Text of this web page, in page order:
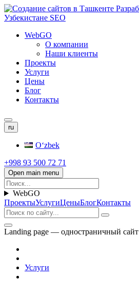
WebGO
О компании
Наши клиенты
Проекты
Услуги
Цены
Блог
Контакты
ru
Oʻzbek
+998 93 500 72 71
Open main menu
WebGO
ПроектыУслугиЦеныБлогКонтакты
Landing page — одностраничный сайт
Услуги